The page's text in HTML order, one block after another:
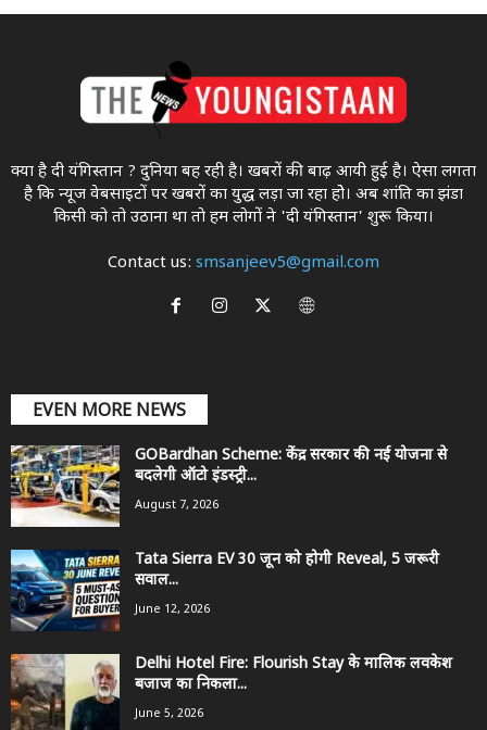
क्या है दी यंगिस्तान ? दुनिया बह रही है। खबरों की बाढ़ आयी हुई है। ऐसा लगता
है कि न्यूज वेबसाइटों पर खबरों का युद्ध लड़ा जा रहा होे। अब शांति का झंडा
किसी को तो उठाना था ताे हम लोगों ने 'दी यंगिस्तान' शुरू किया।
Contact us: smsanjeev5@gmail.com
EVEN MORE NEWS
GOBardhan Scheme: केंद्र सरकार की नई योजना से
बदलेगी ऑटो इंडस्ट्री...
August 7, 2026
Tata Sierra EV 30 जून को होगी Reveal, 5 जरूरी
सवाल...
June 12, 2026
Delhi Hotel Fire: Flourish Stay के मालिक लवकेश
बजाज का निकला...
June 5, 2026